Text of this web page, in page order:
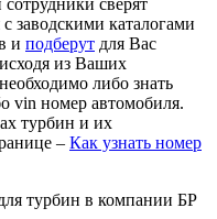
заводскими каталогами
и подберут для Вас
из Ваших
либо знать
vin номер автомобиля.
турбин и их
– Как узнать номер
турбин в компании БР